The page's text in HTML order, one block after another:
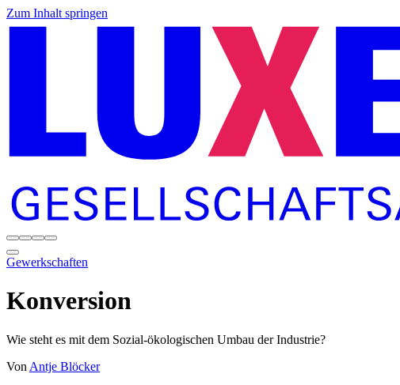
Zum Inhalt springen
Gewerkschaften
Konversion
Wie steht es mit dem Sozial-ökologischen Umbau der Industrie?
Von Antje Blöcker